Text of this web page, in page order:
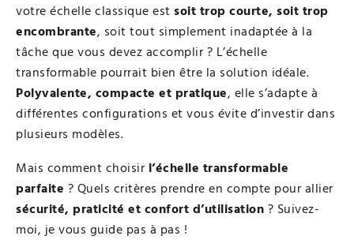
votre échelle classique est soit trop courte, soit trop
encombrante, soit tout simplement inadaptée à la
tâche que vous devez accomplir ? L’échelle
transformable pourrait bien être la solution idéale.
Polyvalente, compacte et pratique, elle s’adapte à
différentes configurations et vous évite d’investir dans
plusieurs modèles.
Mais comment choisir l’échelle transformable
parfaite ? Quels critères prendre en compte pour allier
sécurité, praticité et confort d’utilisation ? Suivez-
moi, je vous guide pas à pas !